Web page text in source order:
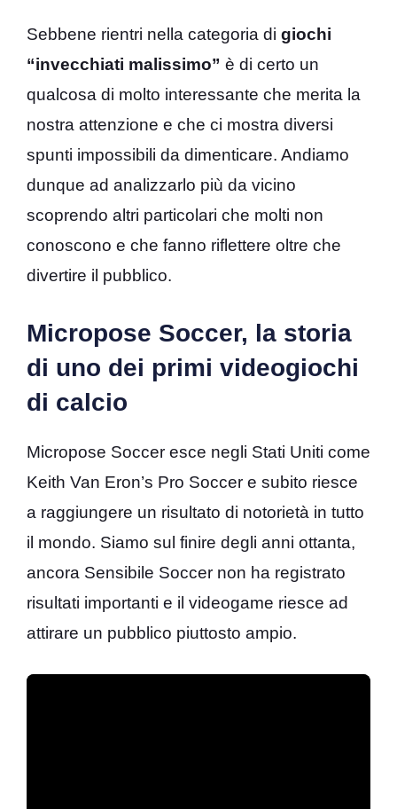
Sebbene rientri nella categoria di giochi
“invecchiati malissimo” è di certo un
qualcosa di molto interessante che merita la
nostra attenzione e che ci mostra diversi
spunti impossibili da dimenticare. Andiamo
dunque ad analizzarlo più da vicino
scoprendo altri particolari che molti non
conoscono e che fanno riflettere oltre che
divertire il pubblico.
Micropose Soccer, la storia
di uno dei primi videogiochi
di calcio
Micropose Soccer esce negli Stati Uniti come
Keith Van Eron’s Pro Soccer e subito riesce
a raggiungere un risultato di notorietà in tutto
il mondo. Siamo sul finire degli anni ottanta,
ancora Sensibile Soccer non ha registrato
risultati importanti e il videogame riesce ad
attirare un pubblico piuttosto ampio.